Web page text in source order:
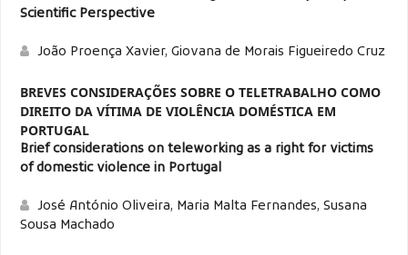
Scientific Perspective
João Proença Xavier, Giovana de Morais Figueiredo Cruz
BREVES CONSIDERAÇÕES SOBRE O TELETRABALHO COMO
DIREITO DA VÍTIMA DE VIOLÊNCIA DOMÉSTICA EM
PORTUGAL
Brief considerations on teleworking as a right for victims
of domestic violence in Portugal
José António Oliveira, Maria Malta Fernandes, Susana
Sousa Machado